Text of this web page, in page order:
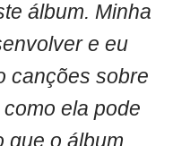
álbum. Minha
e eu
canções sobre
ela pode
que o álbum